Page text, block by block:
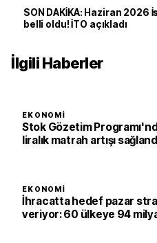
SON DAKİKA: Haziran 2026
belli oldu! İTO açıkladı
İlgili Haberler
EKONOMI
Stok Gözetim
liralık matrah artışı
EKONOMI
İhracatta hedef pazar
veriyor: 60 ülkeye 94